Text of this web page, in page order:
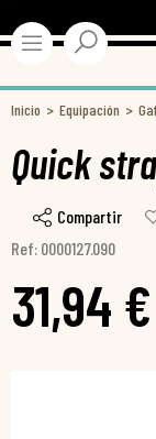
Inicio Equipación
Quick
Compartir
Ref: 0000127.090
31,94 €